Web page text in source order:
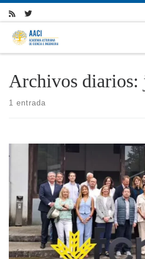
Skip to content
Archivos diarios:
1 entrada